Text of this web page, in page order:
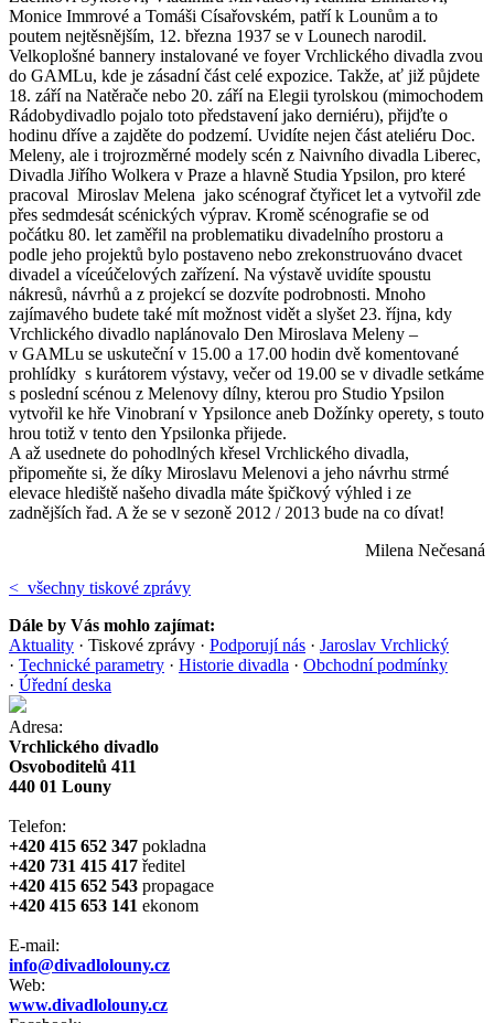
Monice Immrové a Tomáši Císařovském, patří k Lounům a to
poutem nejtěsnějším, 12. března 1937 se v Lounech narodil.
Velkoplošné bannery instalované ve foyer Vrchlického divadla zvou
do GAMLu, kde je zásadní část celé expozice. Takže, ať již půjdete
18. září na Natěrače nebo 20. září na Elegii tyrolskou (mimochodem
Rádobydivadlo pojalo toto představení jako derniéru), přijďte o
hodinu dříve a zajděte do podzemí. Uvidíte nejen část ateliéru Doc.
Meleny, ale i trojrozměrné modely scén z Naivního divadla Liberec,
Divadla Jiřího Wolkera v Praze a hlavně Studia Ypsilon, pro které
pracoval Miroslav Melena jako scénograf čtyřicet let a vytvořil zde
přes sedmdesát scénických výprav. Kromě scénografie se od
počátku 80. let zaměřil na problematiku divadelního prostoru a
podle jeho projektů bylo postaveno nebo zrekonstruováno dvacet
divadel a víceúčelových zařízení. Na výstavě uvidíte spoustu
nákresů, návrhů a z projekcí se dozvíte podrobnosti. Mnoho
zajímavého budete také mít možnost vidět a slyšet 23. října, kdy
Vrchlického divadlo naplánovalo Den Miroslava Meleny –
v GAMLu se uskuteční v 15.00 a 17.00 hodin dvě komentované
prohlídky s kurátorem výstavy, večer od 19.00 se v divadle setkáme
s poslední scénou z Melenovy dílny, kterou pro Studio Ypsilon
vytvořil ke hře Vinobraní v Ypsilonce aneb Dožínky operety, s touto
hrou totiž v tento den Ypsilonka přijede.
A až usednete do pohodlných křesel Vrchlického divadla,
připomeňte si, že díky Miroslavu Melenovi a jeho návrhu strmé
elevace hlediště našeho divadla máte špičkový výhled i ze
zadnějších řad. A že se v sezoně 2012 / 2013 bude na co dívat!
Milena Nečesaná
< všechny tiskové zprávy
Dále by Vás mohlo zajímat:
Aktuality · Tiskové zprávy · Podporují nás · Jaroslav Vrchlický
· Technické parametry · Historie divadla · Obchodní podmínky
· Úřední deska
Adresa:
Vrchlického divadlo
Osvoboditelů 411
440 01 Louny
Telefon:
+420 415 652 347 pokladna
+420 731 415 417 ředitel
+420 415 652 543 propagace
+420 415 653 141 ekonom
E-mail:
info@divadlolouny.cz
Web:
www.divadlolouny.cz